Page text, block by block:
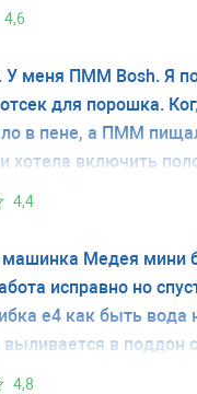
4,6
У меня ПММ Bosh. Я
для порошка.
в пене, а ПММ
включить
трещит даже в
а сама ПММ не
?
4,4
машинка Медея мини
исправно но
е4 как быть вода
в поддон
4,8